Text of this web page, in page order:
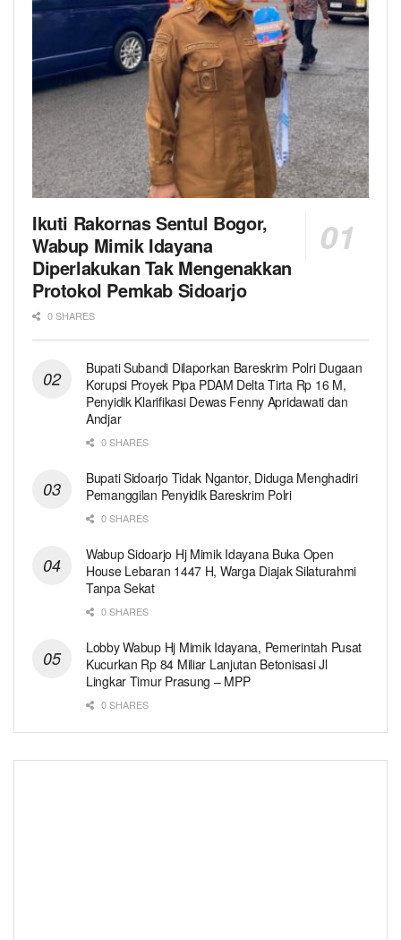
Ikuti Rakornas Sentul Bogor,
Wabup Mimik Idayana
Diperlakukan Tak Mengenakkan
Protokol Pemkab Sidoarjo
0 SHARES
Bupati Subandi Dilaporkan Bareskrim Polri Dugaan
Korupsi Proyek Pipa PDAM Delta Tirta Rp 16 M,
Penyidik Klarifikasi Dewas Fenny Apridawati dan
Andjar
0 SHARES
Bupati Sidoarjo Tidak Ngantor, Diduga Menghadiri
Pemanggilan Penyidik Bareskrim Polri
0 SHARES
Wabup Sidoarjo Hj Mimik Idayana Buka Open
House Lebaran 1447 H, Warga Diajak Silaturahmi
Tanpa Sekat
0 SHARES
Lobby Wabup Hj Mimik Idayana, Pemerintah Pusat
Kucurkan Rp 84 Miliar Lanjutan Betonisasi Jl
Lingkar Timur Prasung – MPP
0 SHARES